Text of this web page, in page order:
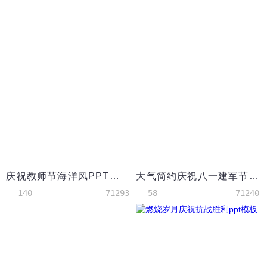
庆祝教师节海洋风PPT模板
140 71293
大气简约庆祝八一建军节PPT模板
58 71240